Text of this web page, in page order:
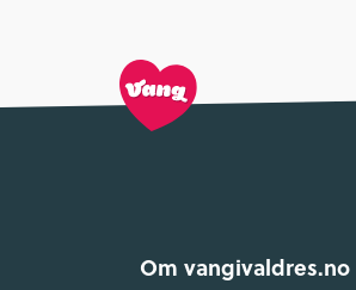
Om vangivaldres.no